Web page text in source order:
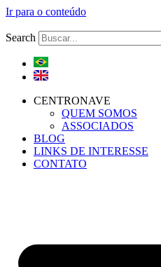
Ir para o conteúdo
Search
CENTRONAVE
QUEM SOMOS
ASSOCIADOS
BLOG
LINKS DE INTERESSE
CONTATO